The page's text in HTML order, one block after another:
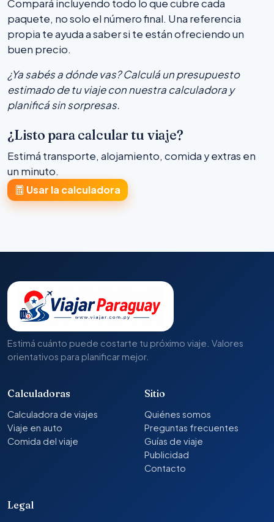
Compará incluyendo todo lo que cubre cada
paquete, no solo el número final. Una referencia
propia te ayuda a saber si te están ofreciendo un
buen precio.
¿Ya sabés a dónde vas? Calculá un presupuesto
estimado de tu viaje con nuestra calculadora y
planificá sin sorpresas.
¿Listo para calcular tu viaje?
Estimá transporte, alojamiento, comida y extras en
un minuto.
Usar la calculadora
Estimá cuánto puede costarte tu próximo viaje. Valores
orientativos para planificar mejor.
Calculadoras
Calculadora de viajes
Viaje en auto
Comida del viaje
Sitio
Quiénes somos
Preguntas frecuentes
Guías de viaje
Publicidad
Contacto
Legal